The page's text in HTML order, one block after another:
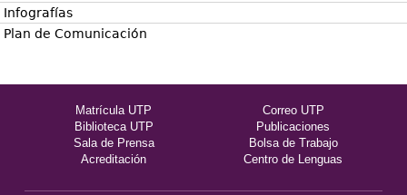
Infografías
Plan de Comunicación
Matrícula UTP
Correo UTP
Biblioteca UTP
Publicaciones
Sala de Prensa
Bolsa de Trabajo
Acreditación
Centro de Lenguas